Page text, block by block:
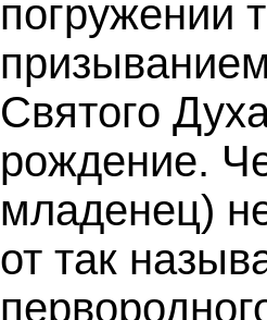
погружении
Святого
рождение.
младенец)
от так